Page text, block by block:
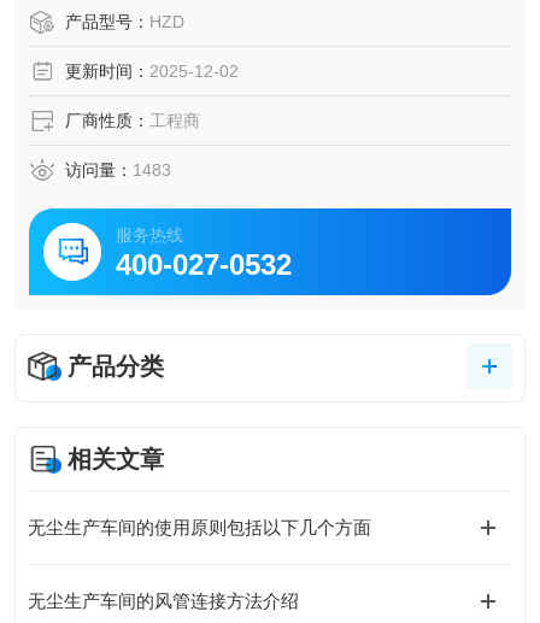
两个方面对空间环境的温湿度等质量要求有着严格的标准。
产品型号： HZD
更新时间： 2025-12-02
厂商性质： 工程商
访问量： 1483
服务热线
400-027-0532
产品分类
相关文章
无尘生产车间的使用原则包括以下几个方面
无尘生产车间的风管连接方法介绍